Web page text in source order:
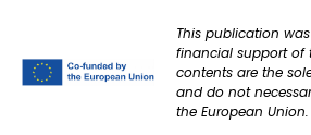
This publication
financial support of
contents are the
and do not
the European Union.